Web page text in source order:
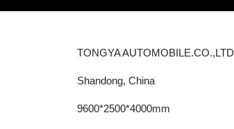
TONGYA AUTOMOBILE.CO.,LTD
Shandong, China
9600*2500*4000mm